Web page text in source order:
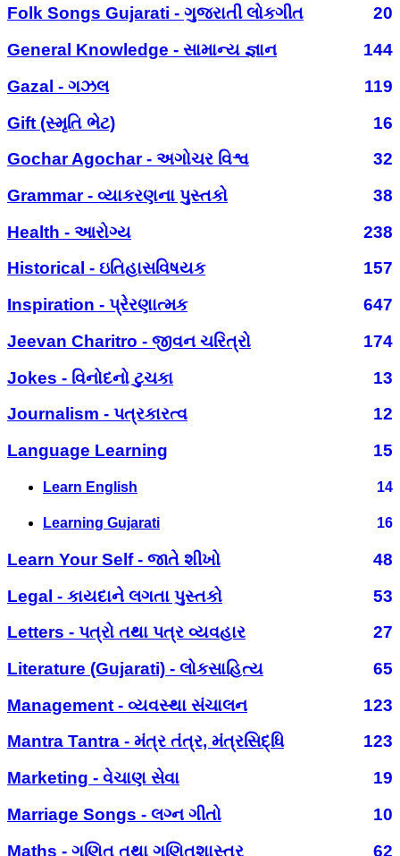
Folk Songs Gujarati - ગુજરાતી લોકગીત
20
General Knowledge - સામાન્ય જ્ઞાન
144
Gazal - ગઝલ
119
Gift (સ્મૃતિ ભેટ)
16
Gochar Agochar - અગોચર વિશ્વ
32
Grammar - વ્યાકરણના પુસ્તકો
38
Health - આરોગ્ય
238
Historical - ઇતિહાસવિષયક
157
Inspiration - પ્રેરણાત્મક
647
Jeevan Charitro - જીવન ચરિત્રો
174
Jokes - વિનોદનો ટુચકા
13
Journalism - પત્રકારત્વ
12
Language Learning
15
Learn English 14
Learning Gujarati 16
Learn Your Self - જાતે શીખો
48
Legal - કાયદાને લગતા પુસ્તકો
53
Letters - પત્રો તથા પત્ર વ્યવહાર
27
Literature (Gujarati) - લોકસાહિત્ય
65
Management - વ્યવસ્થા સંચાલન
123
Mantra Tantra - મંત્ર તંત્ર, મંત્રસિદ્ધિ
123
Marketing - વેચાણ સેવા
19
Marriage Songs - લગ્ન ગીતો
10
Maths - ગણિત તથા ગણિતશાસ્ત્ર
62